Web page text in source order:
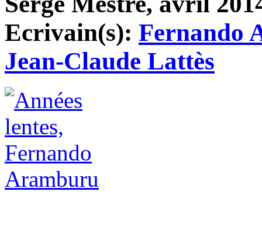
Ecrivain(s): Fernando
Jean-Claude Lattès